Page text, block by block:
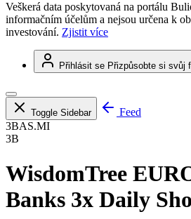
Veškerá data poskytovaná na portálu
informačním účelům a nejsou určena k
investování. Zjistit více
Přihlásit se Přizpůsobte si svůj
Toggle Sidebar
Feed
3BAS.MI
3B
WisdomTree
Banks 3x Daily